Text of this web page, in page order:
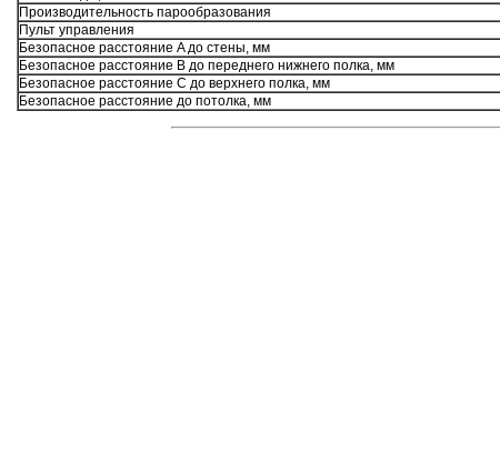
Производительность парообразования
Пульт управления
Безопасное расстояние A до стены, мм
Безопасное расстояние B до переднего нижнего полка, мм
Безопасное расстояние C до верхнего полка, мм
Безопасное расстояние до потолка, мм